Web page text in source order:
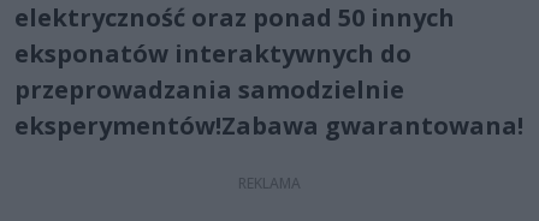
elektryczność oraz ponad 50 innych
eksponatów interaktywnych do
przeprowadzania samodzielnie
eksperymentów!Zabawa gwarantowana!